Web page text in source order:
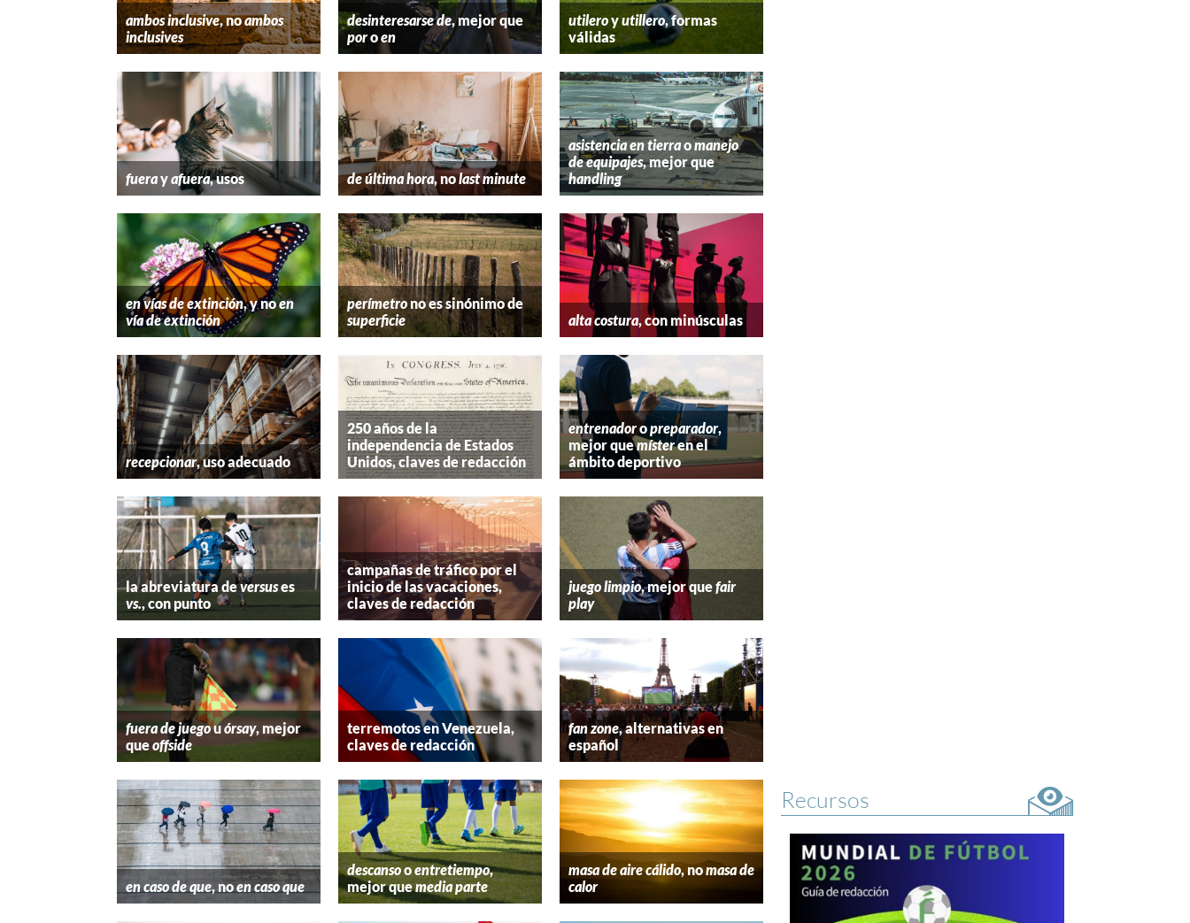
ambos inclusive, noambos
inclusives
desinteresarse de, mejor que
poroen
utileroyutillero, formas
válidas
fuerayafuera, usos de última hora, nolast minute
asistencia en tierraomanejo
de equipajes, mejor que
handling
en vías de extinción, y noen
vía de extinción
perímetrono es sinónimo de
superficie
alta costura, con minúsculas
recepcionar, uso adecuado
250 años de la
independencia de Estados
Unidos, claves de redacción
entrenadoropreparador,
mejor quemísteren el
ámbito deportivo
la abreviatura deversuses
vs., con punto
campañas de tráfico por el
inicio de las vacaciones,
claves de redacción
juego limpio, mejor quefair
play
fuera de juegouórsay, mejor
queoffside
terremotos en Venezuela,
claves de redacción
fan zone, alternativas en
español
en caso de que, noen caso que
descansooentretiempo,
mejor quemedia parte
masa de aire cálido, nomasa de
calor
Recursos